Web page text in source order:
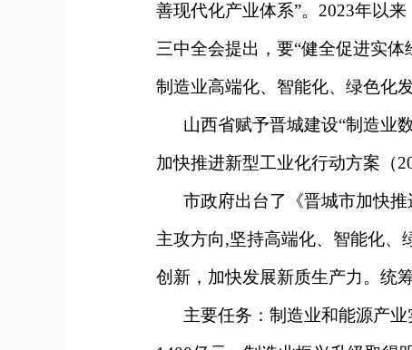
善现代化产业体系”。2023年以
三中全会提出，要“健全促进实
制造业高端化、智能化、绿色化
山西省赋予晋城建设“制造业数
加快推进新型工业化行动方案（
市政府出台了《晋城市加快推
主攻方向,坚持高端化、智能化、
创新，加快发展新质生产力。统
主要任务：制造业和能源产业